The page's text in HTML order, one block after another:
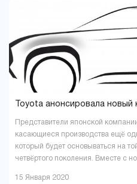
Toyota анонсировала
Представители японской
касающиеся производства ещё
который будет основываться на
четвёртого поколения. Вместе с
15 Января 2020